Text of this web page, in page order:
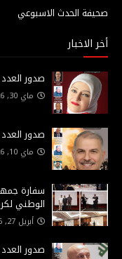
صحيفة الحدث الاسبوعي
أخر الاخبار
صدور العدد 183 لصحيفة الحدث الاسبوعي من لندن
ماي 30, 2026
صدور العدد 182 لصحيفة الحدث الاسبوعي من لندن
ماي 10, 2026
سفارة
الوطني
أبريل 27, 2026
صدور العدد 181 لصحيفة الحدث الاسبوعي من لندن